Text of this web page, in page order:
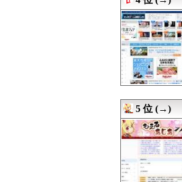
08/07 23:09
08/07 23:08
08/07 23:00
08/07 23:00
08/07 23:00
08/07 22:55
08/07 22:33
08/07 22:29
08/07 22:12
08/07 22:10
08/07 22:09
08/07 22:08
08/07 22:00
08/07 22:00
08/07 22:00
08/07 21:55
5 位 (→)